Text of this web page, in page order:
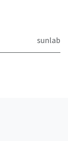
sunlab